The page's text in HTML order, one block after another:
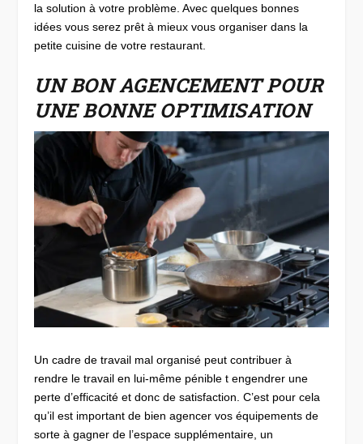
la solution à votre problème. Avec quelques bonnes
idées vous serez prêt à mieux vous organiser dans la
petite cuisine de votre restaurant.
UN BON AGENCEMENT POUR
UNE BONNE OPTIMISATION
Un cadre de travail mal organisé peut contribuer à
rendre le travail en lui-même pénible t engendrer une
perte d’efficacité et donc de satisfaction. C’est pour cela
qu’il est important de bien agencer vos équipements de
sorte à gagner de l’espace supplémentaire, un